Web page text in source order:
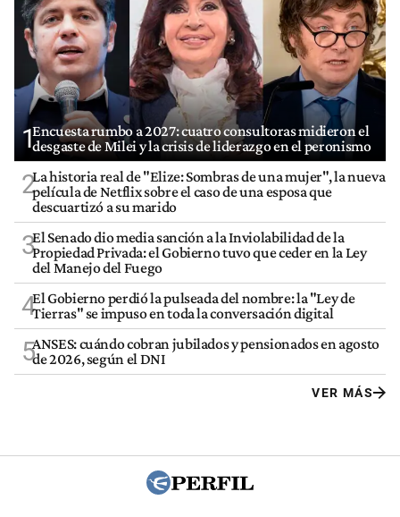
1Encuesta rumbo a 2027: cuatro consultoras midieron el
desgaste de Milei y la crisis de liderazgo en el peronismo
2La historia real de "Elize: Sombras de una mujer", la nueva
película de Netflix sobre el caso de una esposa que
descuartizó a su marido
3El Senado dio media sanción a la Inviolabilidad de la
Propiedad Privada: el Gobierno tuvo que ceder en la Ley
del Manejo del Fuego
4El Gobierno perdió la pulseada del nombre: la "Ley de
Tierras" se impuso en toda la conversación digital
5ANSES: cuándo cobran jubilados y pensionados en agosto
de 2026, según el DNI
VER MÁS